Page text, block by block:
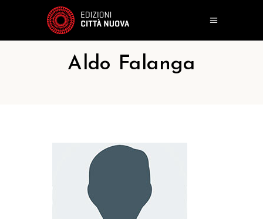
Aldo Falanga